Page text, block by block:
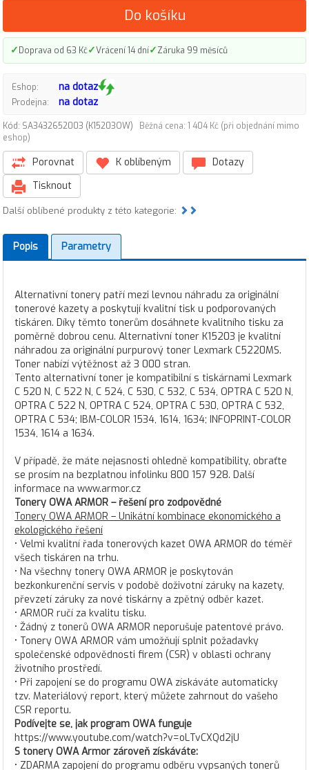
Do košíku
✓Doprava od 63 Kč✓Vrácení 14 dní✓Záruka 99 měsíců
Eshop: na dotaz
Prodejna: na dotaz
Kód: SA3432652003 (K15203OW)
Běžná cena: 1 404 Kč (při objednání mimo
eshop)
Porovnat K oblíbeným
Dotazy
Tisknout
Další oblíbené produkty z této kategorie:
Popis Parametry
Alternativní tonery patří mezi levnou náhradu za originální
tonerové kazety a poskytují kvalitní tisk u podporovaných
tiskáren. Díky těmto tonerům dosáhnete kvalitního tisku za
poměrně dobrou cenu. Alternativní toner K15203 je kvalitní
náhradou za originální purpurový toner Lexmark C5220MS.
Toner nabízí výtěžnost až 3 000 stran.
Tento alternativní toner je kompatibilní s tiskárnami Lexmark
C 520 N, C 522 N, C 524, C 530, C 532, C 534, OPTRA C 520 N,
OPTRA C 522 N, OPTRA C 524, OPTRA C 530, OPTRA C 532,
OPTRA C 534; IBM-COLOR 1534, 1614, 1634; INFOPRINT-COLOR
1534, 1614 a 1634.
V případě, že máte nejasnosti ohledně kompatibility, obraťte
se prosím na bezplatnou infolinku 800 157 928. Další
informace na www.armor.cz
Tonery OWA ARMOR – řešení pro zodpovědné
Tonery OWA ARMOR – Unikátní kombinace ekonomického a
ekologického řešení
• Velmi kvalitní řada tonerových kazet OWA ARMOR do téměř
všech tiskáren na trhu.
• Na všechny tonery OWA ARMOR je poskytován
bezkonkurenční servis v podobě doživotní záruky na kazety,
převzetí záruky za nové tiskárny a zpětný odběr kazet.
• ARMOR ručí za kvalitu tisku.
• Žádný z tonerů OWA ARMOR neporušuje patentové právo.
• Tonery OWA ARMOR vám umožňují splnit požadavky
společenské odpovědnosti firem (CSR) v oblasti ochrany
životního prostředí.
• Při zapojení se do programu OWA získáváte automaticky
tzv. Materiálový report, který můžete zahrnout do vašeho
CSR reportu.
Podívejte se, jak program OWA funguje
https://www.youtube.com/watch?v=oLTvCXQd2jU
S tonery OWA Armor zároveň získáváte:
• ZDARMA zapojení do programu odběru vypsaných tonerů